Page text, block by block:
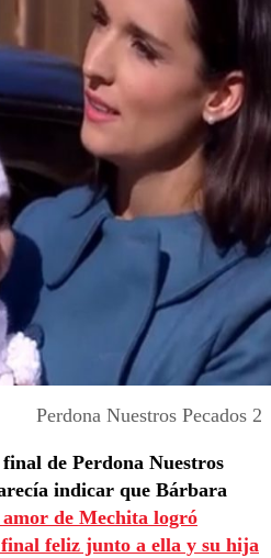
Perdona Nuestros Pecados 2
de Perdona Nuestros
indicar que Bárbara
amor de Mechita logró
feliz junto a ella y su hija